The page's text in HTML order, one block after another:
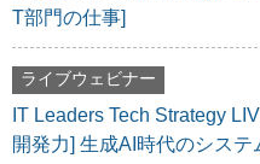
T部門の仕事]
ライブウェビナー
IT Leaders Tech Strategy
開発力] 生成AI時代のシステ